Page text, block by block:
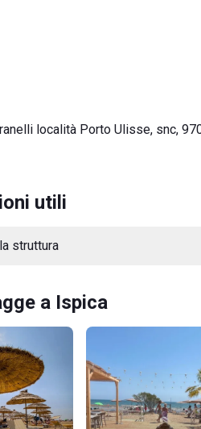
località Porto Ulisse, snc,
utili
struttura
a Ispica